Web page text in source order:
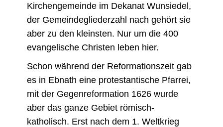
Kirchengemeinde im Dekanat Wunsiedel,
der Gemeindegliederzahl nach gehört sie
aber zu den kleinsten. Nur um die 400
evangelische Christen leben hier.
Schon während der Reformationszeit gab
es in Ebnath eine protestantische Pfarrei,
mit der Gegenreformation 1626 wurde
aber das ganze Gebiet römisch-
katholisch. Erst nach dem 1. Weltkrieg